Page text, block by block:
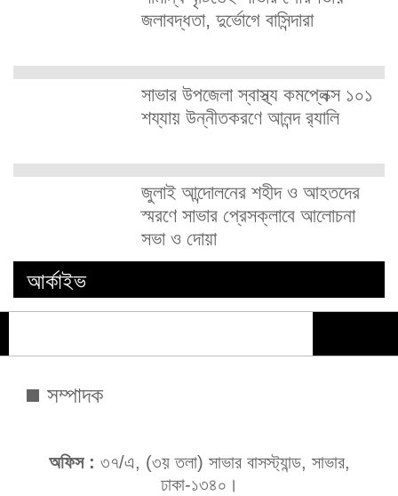
জলাবদ্ধতা, দুর্ভোগে বাসিন্দারা
সাভার উপজেলা স্বাস্থ্য কমপ্লেক্স ১০১
শয্যায় উন্নীতকরণে আনন্দ র‍্যালি
জুলাই আন্দোলনের শহীদ ও আহতদের
স্মরণে সাভার প্রেসক্লাবে আলোচনা
সভা ও দোয়া
আর্কাইভ
সম্পাদক
অফিস : ৩৭/এ, (৩য় তলা) সাভার বাসস্ট্যান্ড, সাভার,
ঢাকা-১৩৪০।